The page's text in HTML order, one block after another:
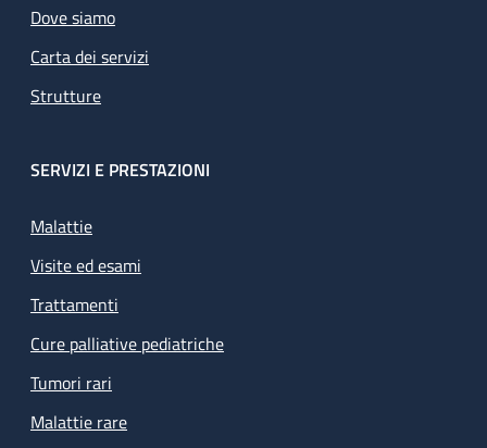
Dove siamo
Carta dei servizi
Strutture
SERVIZI E PRESTAZIONI
Malattie
Visite ed esami
Trattamenti
Cure palliative pediatriche
Tumori rari
Malattie rare